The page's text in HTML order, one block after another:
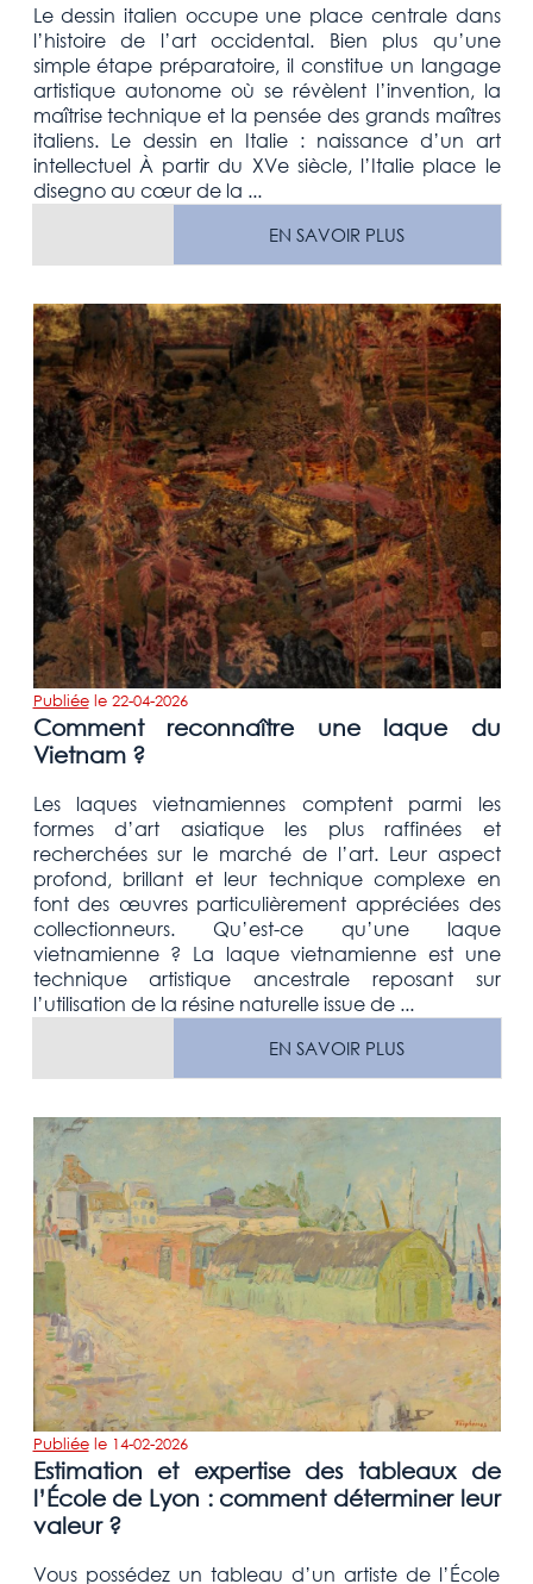
Le dessin italien occupe une place centrale dans
l’histoire de l’art occidental. Bien plus qu’une
simple étape préparatoire, il constitue un langage
artistique autonome où se révèlent l’invention, la
maîtrise technique et la pensée des grands maîtres
italiens. Le dessin en Italie : naissance d’un art
intellectuel À partir du XVe siècle, l’Italie place le
disegno au cœur de la ...
EN SAVOIR PLUS
Publiéele 22-04-2026
Comment reconnaître une laque du
Vietnam ?
Les laques vietnamiennes comptent parmi les
formes d’art asiatique les plus raffinées et
recherchées sur le marché de l’art. Leur aspect
profond, brillant et leur technique complexe en
font des œuvres particulièrement appréciées des
collectionneurs. Qu’est-ce qu’une laque
vietnamienne ? La laque vietnamienne est une
technique artistique ancestrale reposant sur
l’utilisation de la résine naturelle issue de ...
EN SAVOIR PLUS
Publiéele 14-02-2026
Estimation et expertise des tableaux de
l’École de Lyon : comment déterminer leur
valeur ?
Vous possédez un tableau d’un artiste de l’École